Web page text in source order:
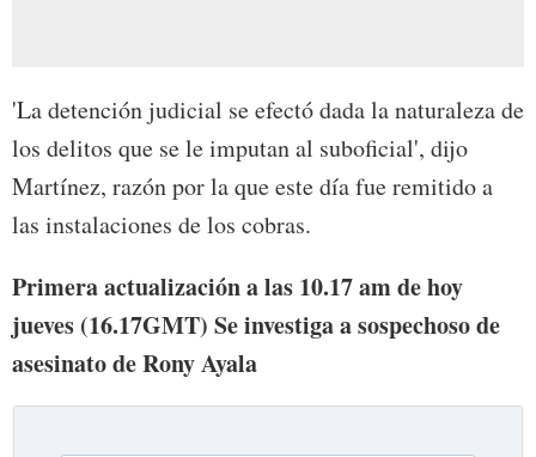
'La detención judicial se efectó dada la naturaleza de
los delitos que se le imputan al suboficial', dijo
Martínez, razón por la que este día fue remitido a
las instalaciones de los cobras.
Primera actualización a las 10.17 am de hoy
jueves (16.17GMT) Se investiga a sospechoso de
asesinato de Rony Ayala